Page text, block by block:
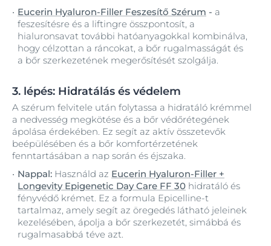
Eucerin Hyaluron-Filler Feszesítő Szérum - a
feszesítésre és a liftingre összpontosít, a
hialuronsavat további hatóanyagokkal kombinálva,
hogy célzottan a ráncokat, a bőr rugalmasságát és
a bőr szerkezetének megerősítését szolgálja.
3. lépés: Hidratálás és védelem
A szérum felvitele után folytassa a hidratáló krémmel
a nedvesség megkötése és a bőr védőrétegének
ápolása érdekében. Ez segít az aktív összetevők
beépülésében és a bőr komfortérzetének
fenntartásában a nap során és éjszaka.
Nappal: Használd az Eucerin Hyaluron-Filler +
Longevity Epigenetic Day Care FF 30 hidratáló és
fényvédő krémet. Ez a formula Epicelline-t
tartalmaz, amely segít az öregedés látható jeleinek
kezelésében, ápolja a bőr szerkezetét, simábbá és
rugalmasabbá téve azt.